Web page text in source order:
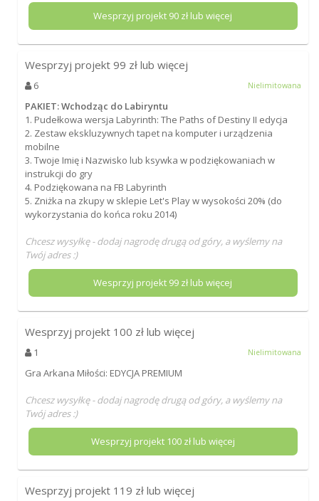
Wesprzyj projekt 90 zł lub więcej
Wesprzyj projekt 99 zł lub więcej
6 Nielimitowana
PAKIET: Wchodząc do Labiryntu
1. Pudełkowa wersja Labyrinth: The Paths of Destiny II edycja
2. Zestaw ekskluzywnych tapet na komputer i urządzenia
mobilne
3. Twoje Imię i Nazwisko lub ksywka w podziękowaniach w
instrukcji do gry
4. Podziękowana na FB Labyrinth
5. Zniżka na zkupy w sklepie Let's Play w wysokości 20% (do
wykorzystania do końca roku 2014)
Chcesz wysyłkę - dodaj nagrodę drugą od góry, a wyślemy na
Twój adres :)
Wesprzyj projekt 99 zł lub więcej
Wesprzyj projekt 100 zł lub więcej
1 Nielimitowana
Gra Arkana Miłości: EDYCJA PREMIUM
Chcesz wysyłkę - dodaj nagrodę drugą od góry, a wyślemy na
Twój adres :)
Wesprzyj projekt 100zł lub więcej
Wesprzyj projekt 119 zł lub więcej